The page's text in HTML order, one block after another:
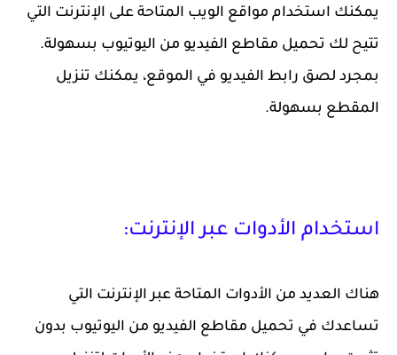
يمكنك استخدام مواقع الويب المتاحة على الإنترنت التي
تتيح لك تحميل مقاطع الفيديو من اليوتيوب بسهولة.
بمجرد لصق رابط الفيديو في الموقع، يمكنك تنزيل
المقطع بسهولة.
استخدام الأدوات عبر الإنترنت:
هناك العديد من الأدوات المتاحة عبر الإنترنت التي
تساعدك في تحميل مقاطع الفيديو من اليوتيوب بدون